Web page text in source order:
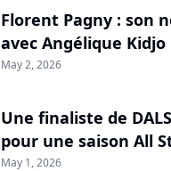
Florent Pagny : son
avec Angélique Kidjo
May 2, 2026
Une finaliste de
pour une saison All
May 1, 2026